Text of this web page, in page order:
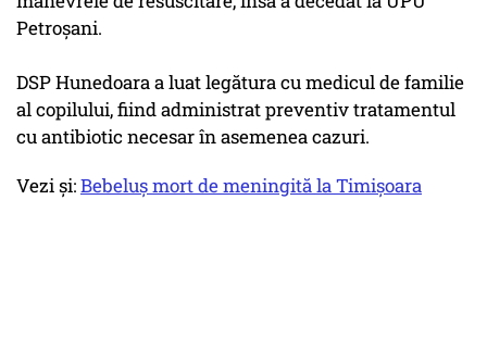
Petroşani.
DSP Hunedoara a luat legătura cu medicul de familie
al copilului, fiind administrat preventiv tratamentul
cu antibiotic necesar în asemenea cazuri.
Vezi și:Bebeluș mort de meningită la Timișoara